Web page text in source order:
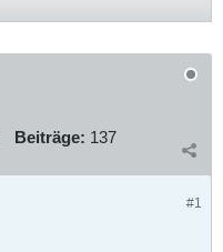
Beiträge: 137
#1